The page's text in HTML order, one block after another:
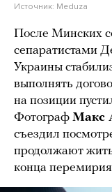
Источник: Meduza
После Минских
сепаратистами
Украины
выполнять
на позиции
Фотограф Макс
съездил
продолжают
конца